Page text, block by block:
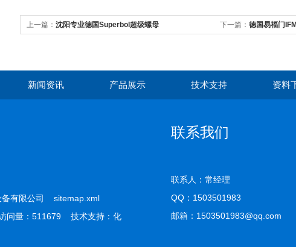
上一篇： 沈阳专业德国Superbol超级螺母 下一篇： 德国易福门
新闻资讯 产品展示 技术支持 资料
备有限公司 sitemap.xml
问量：511679 技术支持： 化
联系我们
联系人：常经理
QQ： 1503501983
邮箱：1503501983@qq.com